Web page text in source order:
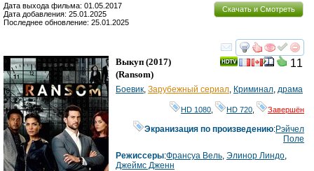
Скачать и Смотреть
Дата выхода фильма: 01.05.2017
Дата добавления: 25.01.2025
Последнее обновление: 25.01.2025
смотреть
11
Выкуп (2017)
(Ransom)
Боевик, Зарубежный сериал, Криминал, драма
HD 1080 HD 720 Завершён
Экранизация по произведению:Рэйчел
Поле
Режиссеры:Франсуа Вель, Элинор Линдо,
Джеймс Дженн